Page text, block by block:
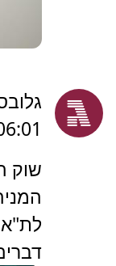
שוק